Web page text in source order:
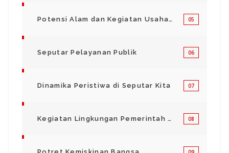
Potensi Alam dan Kegiatan Usaha Kecil Menegah 05
Seputar Pelayanan Publik 06
Dinamika Peristiwa di Seputar Kita 07
Kegiatan Lingkungan Pemerintah Kabupaten di Indonesia 08